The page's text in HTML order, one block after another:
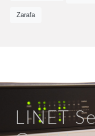
Zarafa
LINET